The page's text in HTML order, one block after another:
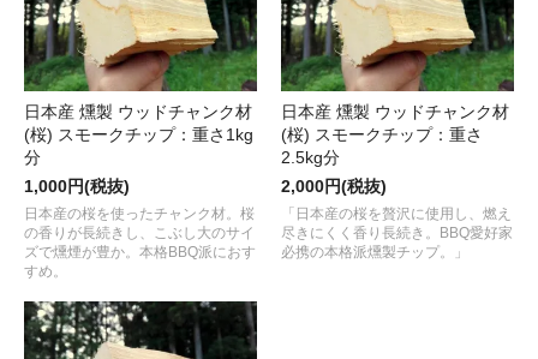
日本産 燻製 ウッドチャンク材
(桜) スモークチップ：重さ1kg
分
1,000円(税抜)
日本産の桜を使ったチャンク材。桜
の香りが長続きし、こぶし大のサイ
ズで燻煙が豊か。本格BBQ派におす
すめ。
日本産 燻製 ウッドチャンク材
(桜) スモークチップ：重さ
2.5kg分
2,000円(税抜)
「日本産の桜を贅沢に使用し、燃え
尽きにくく香り長続き。BBQ愛好家
必携の本格派燻製チップ。」